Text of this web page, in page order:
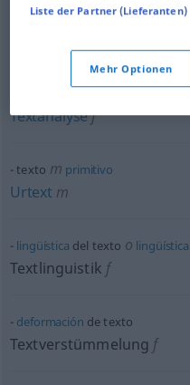
gratuidadde los libros de texto
comentariode texto
Textanalysef
texto m primitivo
Urtext m
lingüística del texto o lingüística
Textlinguistik f
deformación de texto
Textverstümmelung f
Liste der Partner (Lieferanten)
Mehr Optionen